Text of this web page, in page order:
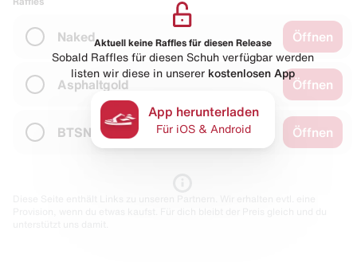
Naked Öffnen
Asphaltgold Öffnen
BTSN Öffnen
Aktuell keine Raffles für diesen Release
Sobald Raffles für diesen Schuh verfügbar werden
listen wir diese in unserer kostenlosen App
App herunterladen
Für iOS & Android